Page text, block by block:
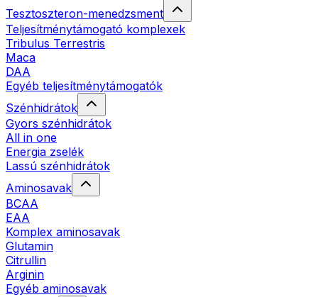
Tesztoszteron-menedzsment
Teljesítménytámogató komplexek
Tribulus Terrestris
Maca
DAA
Egyéb teljesítménytámogatók
Szénhidrátok
Gyors szénhidrátok
All in one
Energia zselék
Lassú szénhidrátok
Aminosavak
BCAA
EAA
Komplex aminosavak
Glutamin
Citrullin
Arginin
Egyéb aminosavak